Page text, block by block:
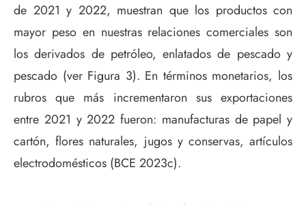
de 2021 y 2022, muestran que los productos con
mayor peso en nuestras relaciones comerciales son
los derivados de petróleo, enlatados de pescado y
pescado (ver Figura 3). En términos monetarios, los
rubros que más incrementaron sus exportaciones
entre 2021 y 2022 fueron: manufacturas de papel y
cartón, flores naturales, jugos y conservas, artículos
electrodomésticos (BCE 2023c).